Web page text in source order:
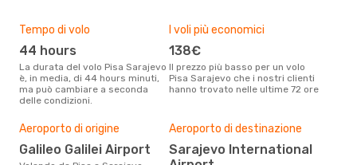
PSA- SJJ
Lufthansa
SJJ- PSA
Tempo di volo
44 hours
La durata del volo Pisa Sarajevo
è, in media, di 44 hours minuti,
ma può cambiare a seconda
delle condizioni.
I voli più economici
138€
Il prezzo più basso per un volo
Pisa Sarajevo che i nostri clienti
hanno trovato nelle ultime 72 ore
Aeroporto di origine
Galileo Galilei Airport
Aeroporto di destinazione
Sarajevo International